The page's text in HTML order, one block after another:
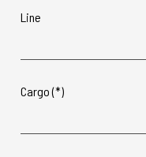
Line
Cargo (*)